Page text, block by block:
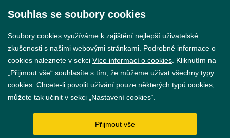
GDPR
Nastavení cookies
Souhlas se soubory cookies
Soubory cookies využíváme k zajištění nejlepší uživatelské
zkušenosti s našimi webovými stránkami. Podrobné informace o
cookies naleznete v sekci Více informací o cookies . Kliknutím na
„Přijmout vše“ souhlasíte s tím, že můžeme užívat všechny typy
cookies. Chcete-li povolit užívání pouze některých typů cookies,
můžete tak učinit v sekci „Nastavení cookies“.
Přijmout vše